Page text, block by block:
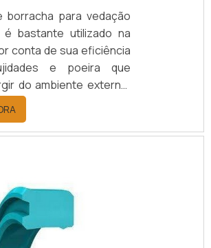
borracha para vedação
bastante utilizado na
conta de sua eficiência
e poeira que
do ambiente externo,
acabar trazendo
aos processos.Sem o
perfil de borracha, o
afetados, inclusive por
Porém, com a
do produto, o ambiente
vedado e